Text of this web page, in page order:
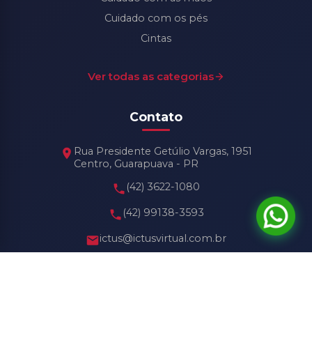
Cuidado com os pés
Cintas
Ver todas as categorias
Contato
Rua Presidente Getúlio Vargas, 1951
Centro, Guarapuava - PR
(42) 3622-1080
(42) 99138-3593
ictus@ictusvirtual.com.br